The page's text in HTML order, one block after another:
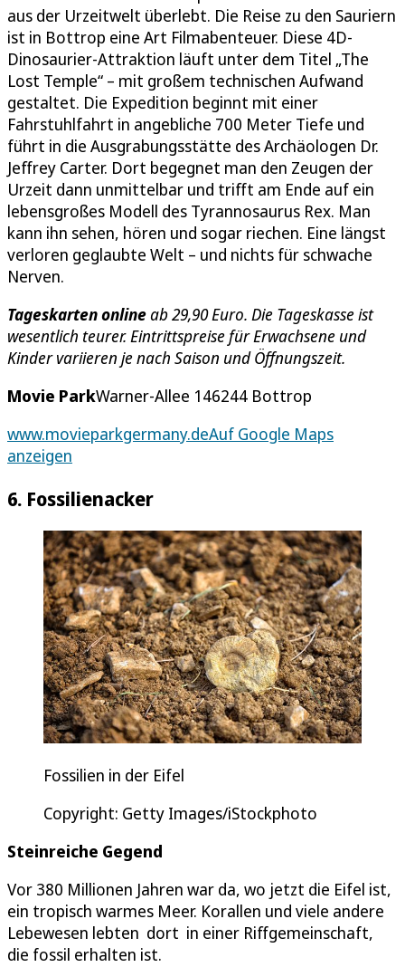
aus der Urzeitwelt überlebt. Die Reise zu den Sauriern
ist in Bottrop eine Art Filmabenteuer. Diese 4D-
Dinosaurier-Attraktion läuft unter dem Titel „The
Lost Temple“ – mit großem technischen Aufwand
gestaltet. Die Expedition beginnt mit einer
Fahrstuhlfahrt in angebliche 700 Meter Tiefe und
führt in die Ausgrabungsstätte des Archäologen Dr.
Jeffrey Carter. Dort begegnet man den Zeugen der
Urzeit dann unmittelbar und trifft am Ende auf ein
lebensgroßes Modell des Tyrannosaurus Rex. Man
kann ihn sehen, hören und sogar riechen. Eine längst
verloren geglaubte Welt – und nichts für schwache
Nerven.
Tageskarten onlineab 29,90 Euro. Die Tageskasse ist
wesentlich teurer. Eintrittspreise für Erwachsene und
Kinder variieren je nach Saison und Öffnungszeit.
Movie ParkWarner-Allee 146244 Bottrop
www.movieparkgermany.deAuf Google Maps
anzeigen
6. Fossilienacker
Fossilien in der Eifel
Copyright: Getty Images/iStockphoto
Steinreiche Gegend
Vor 380 Millionen Jahren war da, wo jetzt die Eifel ist,
ein tropisch warmes Meer. Korallen und viele andere
Lebewesen lebten dort in einer Riffgemeinschaft,
die fossil erhalten ist.